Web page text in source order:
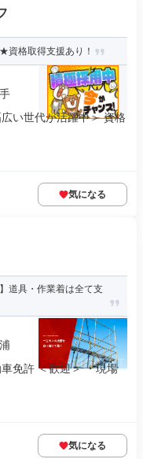
格取得支援あり！
い世代が活躍中＞ 資格
気になる
道具・作業着は全て支
免許 ＜歓迎＞ ・現場
気になる